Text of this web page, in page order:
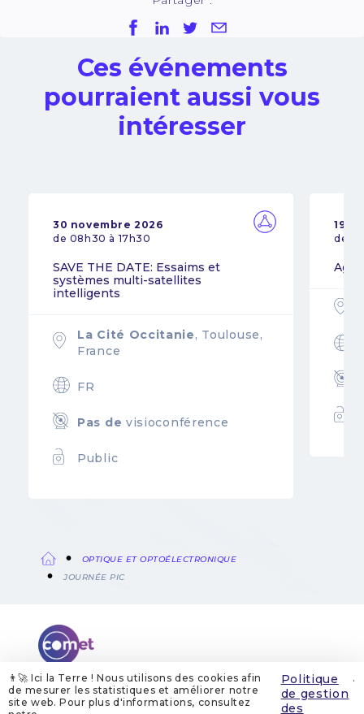
👨‍🚀 Ici la Terre ! Nous utilisons des cookies afin
de mesurer les statistiques et améliorer notre
site web. Pour plus d'informations, consultez
Politique
de gestion
des
.
Ces événements
pourraient aussi vous
intéresser
30 novembre 2026
de 08h30 à 17h30
SAVE THE DATE: Essaims et
systèmes multi-satellites
intelligents
La Cité Occitanie, Toulouse,
France
FR
Pas de visioconférence
Public
19
de
Fil
OPTIQUE ET OPTOÉLECTRONIQUE
JOURNÉE PIC
QUI SOMMES-NOUS
MENTIONS LÉGALES
GESTION DES COOKIES
POLITIQUE DE GESTION DES COOKIES